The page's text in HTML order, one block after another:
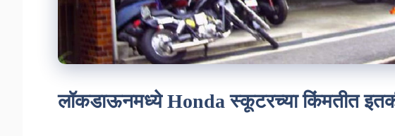
लॉकडाऊनमध्ये Honda स्कूटरच्या किंमतीत